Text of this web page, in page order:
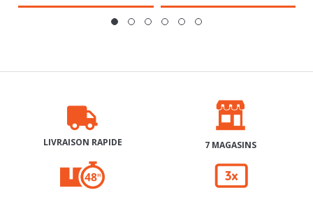
LIVRAISON RAPIDE 7 MAGASINS
RETRAIT GRATUIT 48H 3X SANS FRAIS